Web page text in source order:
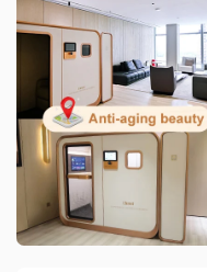
de la Piel con Terapia de
Oxígeno Hiperbárico